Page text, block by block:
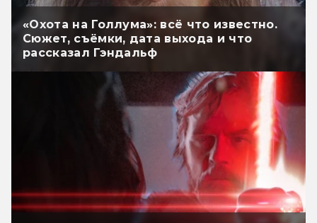
«Охота на Голлума»: всё что известно.
Сюжет, съёмки, дата выхода и что
рассказал Гэндальф